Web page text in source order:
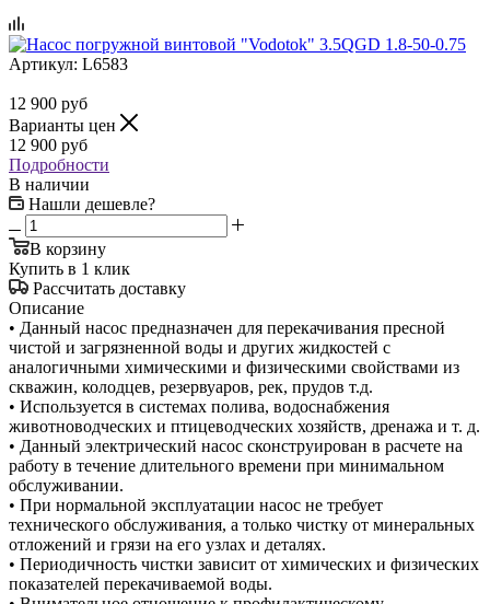
Артикул: L6583
12 900 руб
Варианты цен
12 900 руб
Подробности
В наличии
Нашли дешевле?
В корзину
Купить в 1 клик
Рассчитать доставку
Описание
• Данный насос предназначен для перекачивания пресной
чистой и загрязненной воды и других жидкостей с
аналогичными химическими и физическими свойствами из
скважин, колодцев, резервуаров, рек, прудов т.д.
• Используется в системах полива, водоснабжения
животноводческих и птицеводческих хозяйств, дренажа и т. д.
• Данный электрический насос сконструирован в расчете на
работу в течение длительного времени при минимальном
обслуживании.
• При нормальной эксплуатации насос не требует
технического обслуживания, а только чистку от минеральных
отложений и грязи на его узлах и деталях.
• Периодичность чистки зависит от химических и физических
показателей перекачиваемой воды.